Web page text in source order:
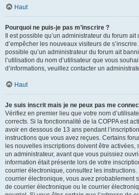
Haut
Pourquoi ne puis-je pas m’inscrire ?
Il est possible qu’un administrateur du forum
d’empêcher les nouveaux visiteurs de
possible qu’un administrateur du forum ait
l’utilisation du nom d’utilisateur que vous
d’informations, veuillez contacter un
Haut
Je suis inscrit mais je ne peux pas me
Vérifiez en premier lieu que votre nom
corrects. Si la fonctionnalité de la COPPA est
avoir en dessous de 13 ans pendant
instructions que vous avez reçues. Certains
les nouvelles inscriptions doivent être activées,
un administrateur, avant que vous puissiez
information était présente lors de votre
courrier électronique, consultez les
courrier électronique, vous avez probablement
de courrier électronique ou le courrier